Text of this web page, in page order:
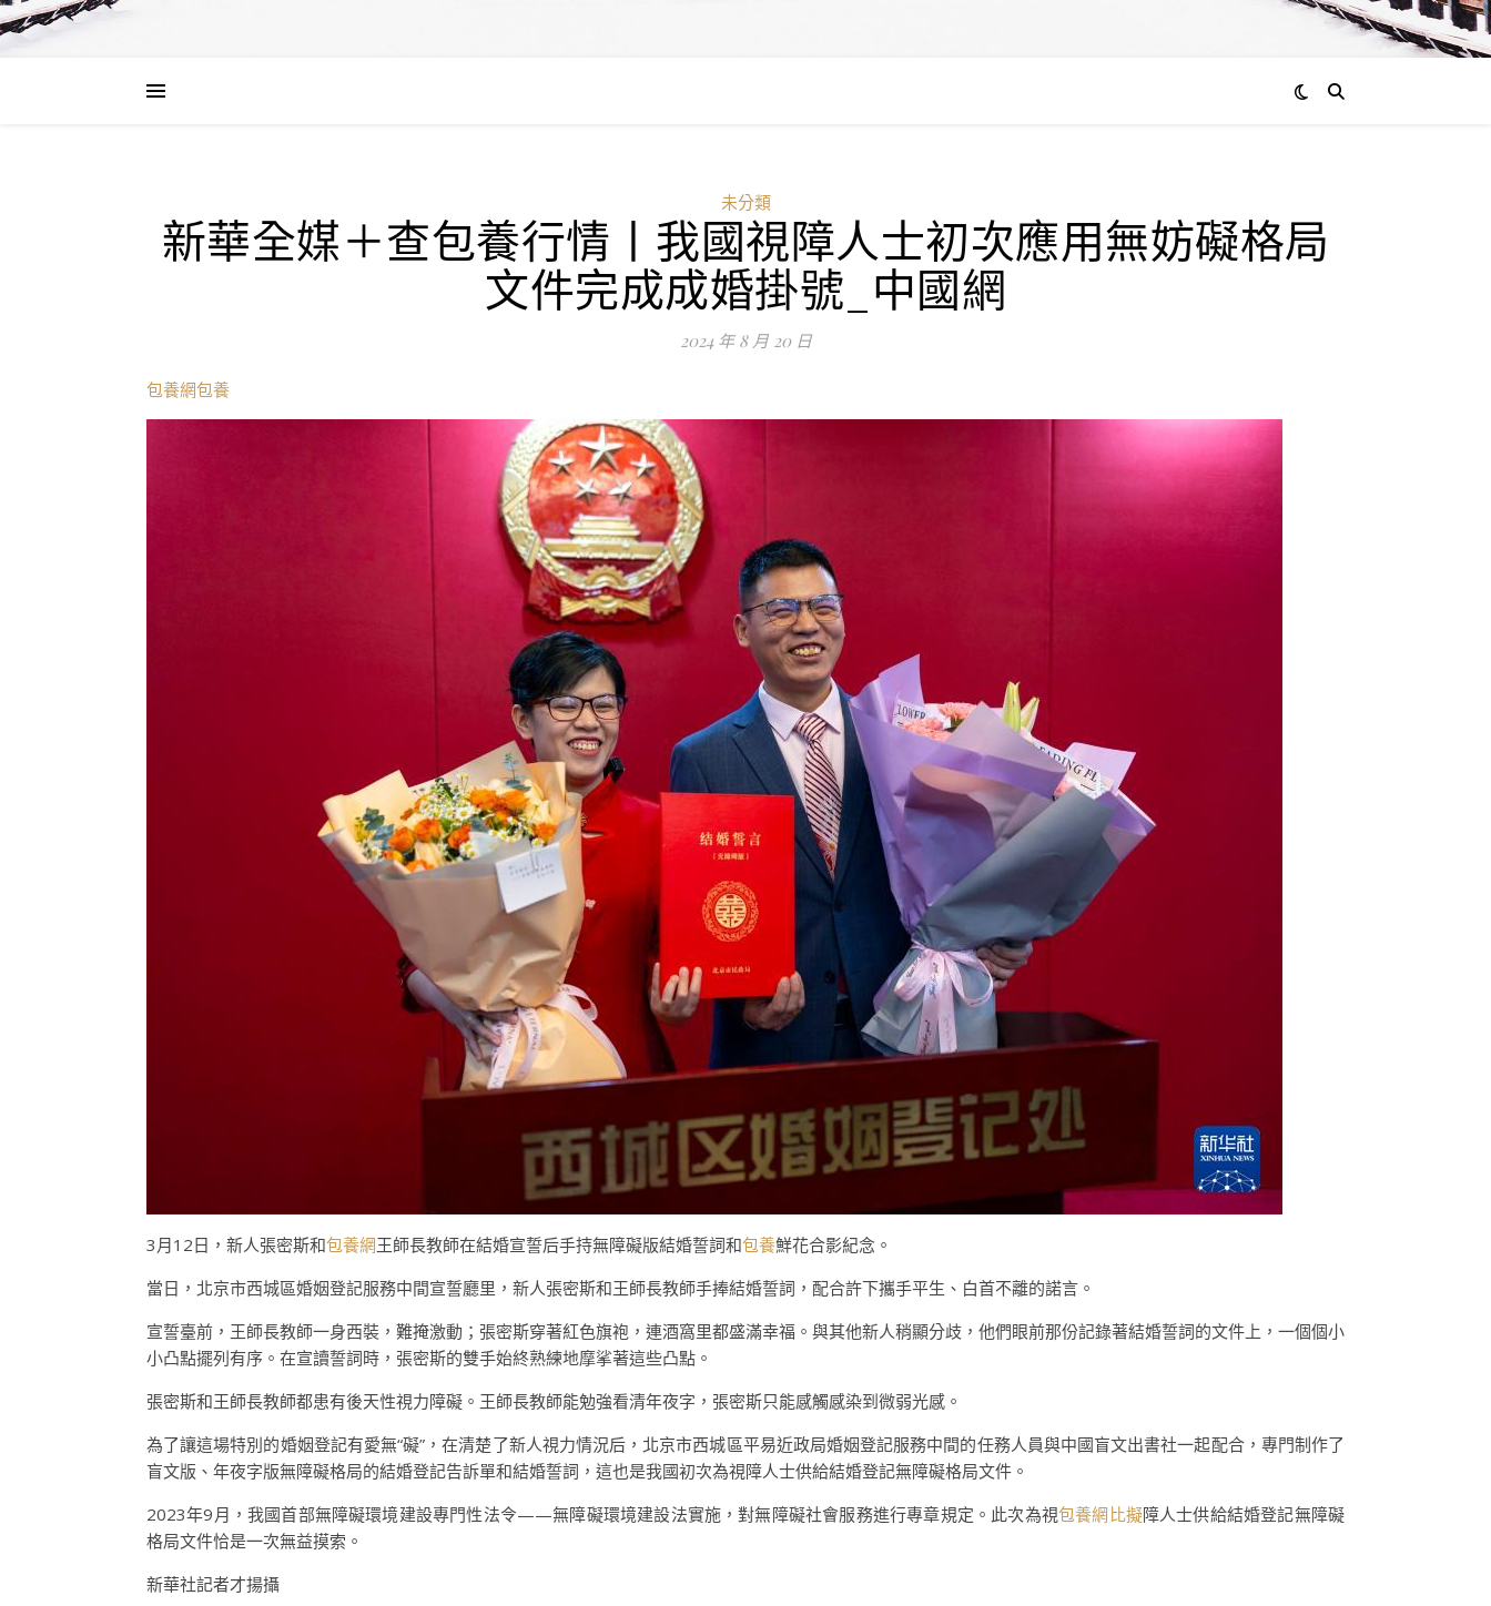
未分類
新華全媒＋查包養行情丨我國視障人士初次應用無妨礙格局
文件完成成婚掛號_中國網
2024 年 8 月 20 日
包養網包養
3月12日，新人張密斯和包養網王師長教師在結婚宣誓后手持無障礙版結婚誓詞和包養鮮花合影紀念。
當日，北京市西城區婚姻登記服務中間宣誓廳里，新人張密斯和王師長教師手捧結婚誓詞，配合許下攜手平生、白首不離的諾言。
宣誓臺前，王師長教師一身西裝，難掩激動；張密斯穿著紅色旗袍，連酒窩里都盛滿幸福。與其他新人稍顯分歧，他們眼前那份記錄著結婚誓詞的文件上，一個個小
小凸點擺列有序。在宣讀誓詞時，張密斯的雙手始終熟練地摩挲著這些凸點。
張密斯和王師長教師都患有後天性視力障礙。王師長教師能勉強看清年夜字，張密斯只能感觸感染到微弱光感。
為了讓這場特別的婚姻登記有愛無“礙”，在清楚了新人視力情況后，北京市西城區平易近政局婚姻登記服務中間的任務人員與中國盲文出書社一起配合，專門制作了
盲文版、年夜字版無障礙格局的結婚登記告訴單和結婚誓詞，這也是我國初次為視障人士供給結婚登記無障礙格局文件。
2023年9月，我國首部無障礙環境建設專門性法令——無障礙環境建設法實施，對無障礙社會服務進行專章規定。此次為視包養網比擬障人士供給結婚登記無障礙
格局文件恰是一次無益摸索。
新華社記者才揚攝